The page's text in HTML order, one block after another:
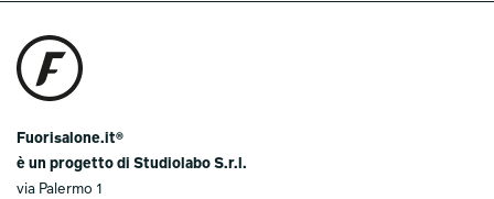
Fuorisalone.it®
è un progetto di Studiolabo S.r.l.
via Palermo 1